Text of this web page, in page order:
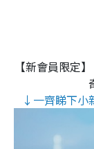
【新會員限定
↓一齊睇下小